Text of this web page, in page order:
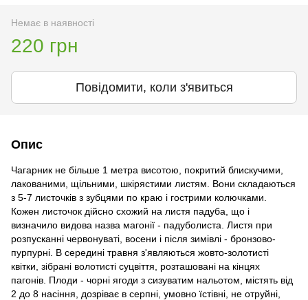
Немає в наявності
220 грн
Повідомити, коли з'явиться
Опис
Чагарник не більше 1 метра висотою, покритий блискучими,
лакованими, щільними, шкірястими листям. Вони складаються
з 5-7 листочків з зубцями по краю і гострими колючками.
Кожен листочок дійсно схожий на листя падуба, що і
визначило видова назва магонії - падуболиста. Листя при
розпусканні червонуваті, восени і після зимівлі - бронзово-
пурпурні. В середині травня з'являються жовто-золотисті
квітки, зібрані волотисті суцвіття, розташовані на кінцях
пагонів. Плоди - чорні ягоди з сизуватим нальотом, містять від
2 до 8 насіння, дозріває в серпні, умовно їстівні, не отруйні,